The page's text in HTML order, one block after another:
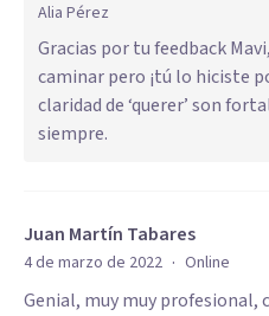
Alia Pérez
Gracias por tu feedback
caminar pero ¡tú lo hiciste
claridad de ‘querer’ son
siempre.
Juan Martín Tabares
4 de marzo de 2022 · Online
Genial, muy muy profesional,